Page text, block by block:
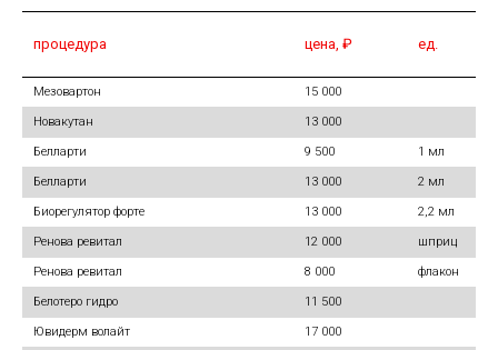
процедура цена, ₽ ед.
Мезовартон 15 000
Новакутан 13 000
Белларти 9 500 1 мл
Белларти 13 000 2 мл
Биорегулятор форте 13 000 2,2 мл
Ренова ревитал 12 000 шприц
Ренова ревитал 8 000 флакон
Белотеро гидро 11 500
Ювидерм волайт 17 000